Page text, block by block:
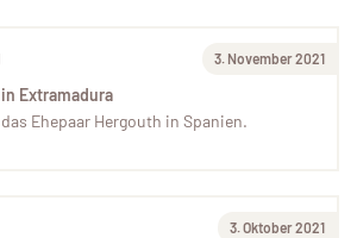
3. Oktober 2021
3. November 2021
Extramadura
Ehepaar Hergouth in Spanien.